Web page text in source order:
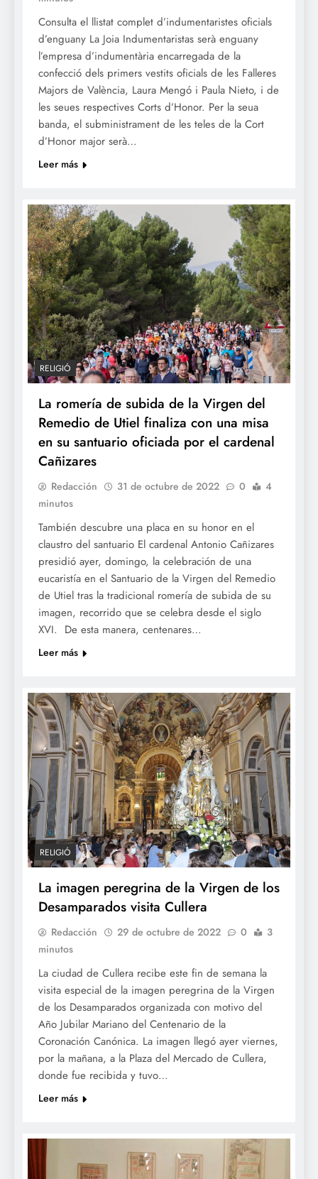
Consulta el llistat complet d’indumentaristes oficials
d’enguany La Joia Indumentaristas serà enguany
l’empresa d’indumentària encarregada de la
confecció dels primers vestits oficials de les Falleres
Majors de València, Laura Mengó i Paula Nieto, i de
les seues respectives Corts d’Honor. Per la seua
banda, el subministrament de les teles de la Cort
d’Honor major serà…
Leer más
RELIGIÓ
La romería de subida de la Virgen del
Remedio de Utiel finaliza con una misa
en su santuario oficiada por el cardenal
Cañizares
Redacción 31 de octubre de 2022 0
4
minutos
También descubre una placa en su honor en el
claustro del santuario El cardenal Antonio Cañizares
presidió ayer, domingo, la celebración de una
eucaristía en el Santuario de la Virgen del Remedio
de Utiel tras la tradicional romería de subida de su
imagen, recorrido que se celebra desde el siglo
XVI. De esta manera, centenares…
Leer más
RELIGIÓ
La imagen peregrina de la Virgen de los
Desamparados visita Cullera
Redacción 29 de octubre de 2022 0
3
minutos
La ciudad de Cullera recibe este fin de semana la
visita especial de la imagen peregrina de la Virgen
de los Desamparados organizada con motivo del
Año Jubilar Mariano del Centenario de la
Coronación Canónica. La imagen llegó ayer viernes,
por la mañana, a la Plaza del Mercado de Cullera,
donde fue recibida y tuvo…
Leer más